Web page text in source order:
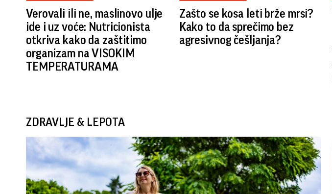
Verovali ili ne, maslinovo ulje
ide i uz voće: Nutricionista
otkriva kako da zaštitimo
organizam na VISOKIM
TEMPERATURAMA
Zašto se kosa leti brže mrsi?
Kako to da sprečimo bez
agresivnog češljanja?
ZDRAVLJE & LEPOTA